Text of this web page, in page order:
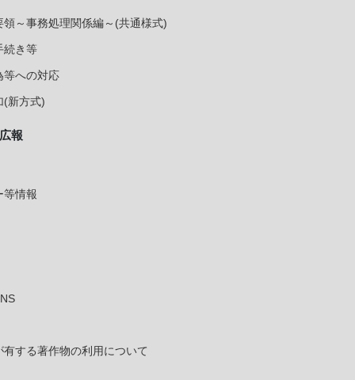
～事務処理関係編～(共通様式)
続き等
等への対応
(新方式)
報
等情報
する著作物の利用について